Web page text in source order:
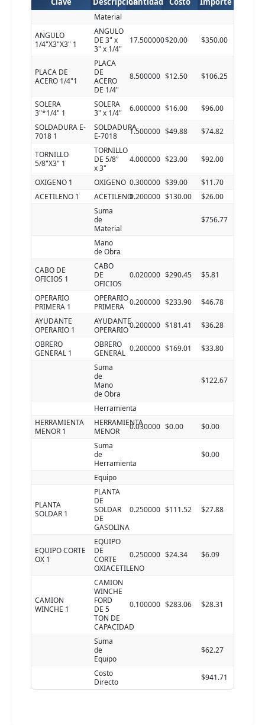
Material
ANGULO
1/4"X3"X3" 1
ANGULO
DE 3" x
3" x 1/4"
17.500000$20.00 $350.00
PLACA DE
ACERO 1/4"1
PLACA
DE
ACERO
DE 1/4"
8.500000 $12.50 $106.25
SOLERA
3"*1/4" 1
SOLERA
3" x 1/4"
6.000000 $16.00
$96.00
SOLDADURA E-
7018 1
SOLDADURA
E-7018
1.500000 $49.88 $74.82
TORNILLO
5/8"X3" 1
TORNILLO
DE 5/8"
x 3"
4.000000 $23.00 $92.00
OXIGENO 1 OXIGENO 0.300000 $39.00
$11.70
ACETILENO 1
ACETILENO0.200000 $130.00
$26.00
Suma
de
Material
$756.77
Mano
de Obra
CABO DE
OFICIOS 1
CABO
DE
OFICIOS
0.020000 $290.45 $5.81
OPERARIO
PRIMERA 1
OPERARIO
PRIMERA 0.200000 $233.90
$46.78
AYUDANTE
OPERARIO 1
AYUDANTE
OPERARIO0.200000 $181.41
$36.28
OBRERO
GENERAL 1
OBRERO
GENERAL 0.200000 $169.01
$33.80
Suma
de
Mano
de Obra
$122.67
Herramienta
HERRAMIENTA
MENOR 1
HERRAMIENTA
MENOR
0.030000 $0.00
$0.00
Suma
de
Herramienta
$0.00
Equipo
PLANTA
SOLDAR 1
PLANTA
DE
SOLDAR
DE
GASOLINA
0.250000 $111.52 $27.88
EQUIPO CORTE
OX 1
EQUIPO
DE
CORTE
OXIACETILENO
0.250000 $24.34 $6.09
CAMION
WINCHE 1
CAMION
WINCHE
FORD
DE 5
TON DE
CAPACIDAD
0.100000 $283.06 $28.31
Suma
de
Equipo
$62.27
Costo
Directo
$941.71